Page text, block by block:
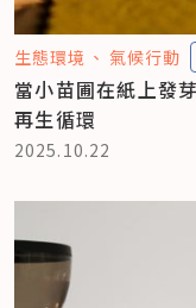
生態環境 氣候行動
當小苗圃在紙上發
再生循環
2025.10.22